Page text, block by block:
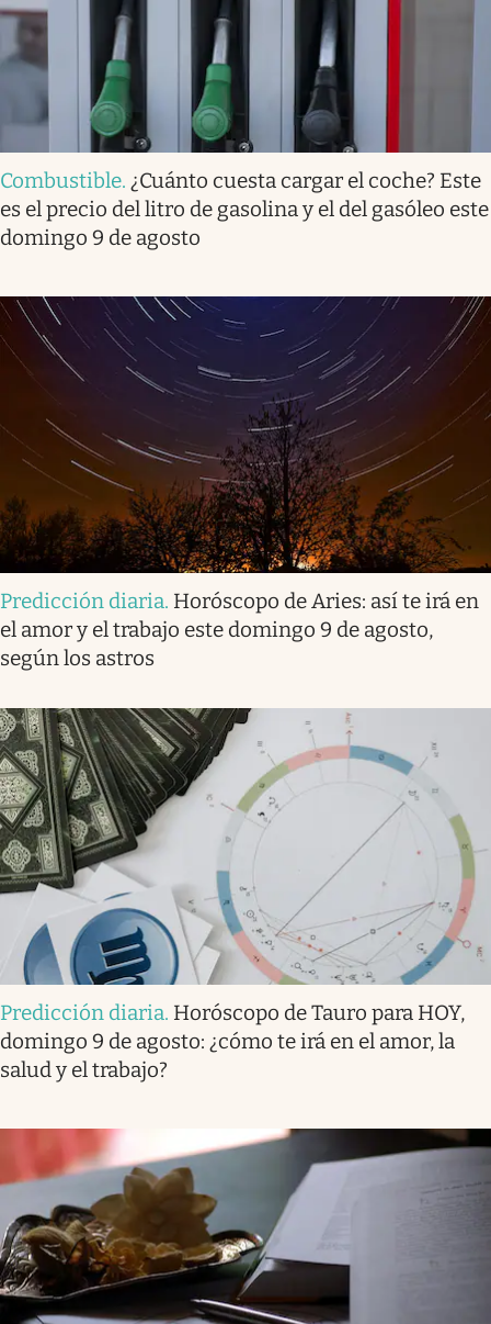
Combustible. ¿Cuánto cuesta cargar el coche? Este
es el precio del litro de gasolina y el del gasóleo este
domingo 9 de agosto
Predicción diaria. Horóscopo de Aries: así te irá en
el amor y el trabajo este domingo 9 de agosto,
según los astros
Predicción diaria. Horóscopo de Tauro para HOY,
domingo 9 de agosto: ¿cómo te irá en el amor, la
salud y el trabajo?